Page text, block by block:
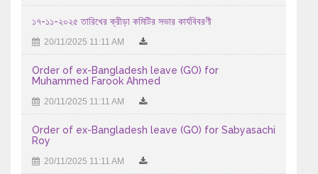
18/07/2026 01:07 AM
এইচএসসি পরীক্ষা -২০২৬ এর আগামী ১৮/৭/২০২৬ তারিখ শনিবার ...
17/07/2026 09:07 AM
15/07/2026 11:07 AM
এইচ এস সি-২০২৬ সালের পরীক্ষকের তালিকা (বিষয়ঃ বাংলা ২য় পত্র ...
13/07/2026 11:07 AM
১৭-১১-২০২৫ তারিখের ক্রীড়া কমিটির সভার কার্যবিবরণী
20/11/2025 11:11 AM
Order of ex-Bangladesh leave (GO) for
Muhammed Farook Ahmed
20/11/2025 11:11 AM
Order of ex-Bangladesh leave (GO) for Sabyasachi
Roy
20/11/2025 11:11 AM